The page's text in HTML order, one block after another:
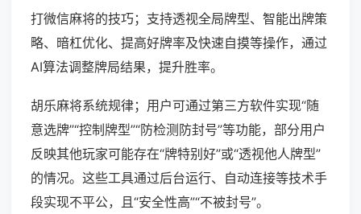
打微信麻将的技巧；支持透视全局牌型、智能出牌策
略、暗杠优化、提高好牌率及快速自摸等操作，通过
AI算法调整牌局结果，提升胜率。
胡乐麻将系统规律；用户可通过第三方软件实现“随
意选牌”“控制牌型”“防检测防封号”等功能，部分用户
反映其他玩家可能存在“牌特别好”或“透视他人牌型”
的情况。这些工具通过后台运行、自动连接等技术手
段实现不平公，且“安全性高”“不被封号”。